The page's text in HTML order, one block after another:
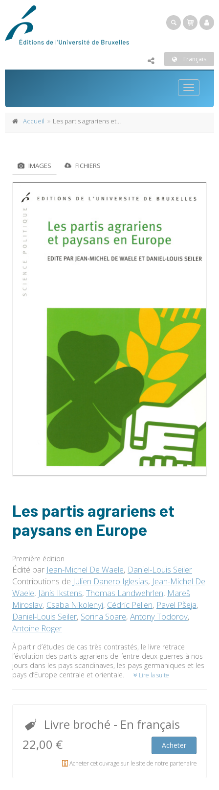
Français
Toggle
Accueil Les partis agrariens et paysans en Europe
IMAGES FICHIERS
Les partis agrariens et
paysans en Europe
Première édition
Édité par Jean-Michel De Waele, Daniel-Louis Seiler
Contributions de Julien Danero Iglesias, Jean-Michel De
Waele, Jānis Ikstens, Thomas Landwehrlen, Mareš
Miroslav, Csaba Nikolenyi, Cédric Pellen, Pavel Pšeja,
Daniel-Louis Seiler, Sorina Soare, Antony Todorov,
Antoine Roger
À partir d’études de cas très contrastés, le livre retrace
l’évolution des partis agrariens de l’entre-deux-guerres à nos
jours dans les pays scandinaves, les pays germaniques et les
pays d’Europe centrale et orientale.
Lire la suite
Livre broché - En français
22,00 €
Acheter
Acheter cet ouvrage sur le site de notre partenaire